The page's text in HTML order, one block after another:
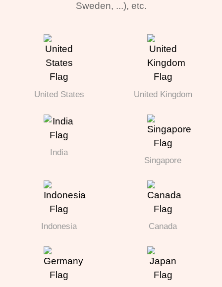
Sweden, ...), etc.
United States United Kingdom
India
Singapore
Indonesia Canada